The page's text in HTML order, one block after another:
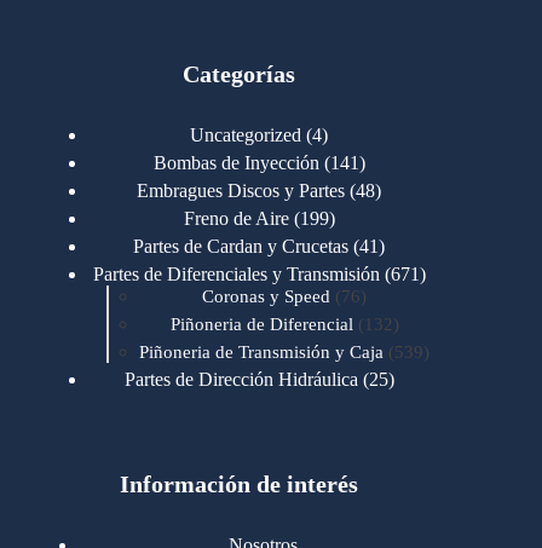
Categorías
Uncategorized 44
productos
Bombas de Inyección 141141
productos
Embragues Discos y Partes 4848
Freno de Aire 199199
productos
Partes de Cardan y Crucetas 4141
productos
Partes de Diferenciales y Transmisión 671671
Coronas y Speed 7676
productos
Piñoneria de Diferencial 132 132
productos
Piñoneria de Transmisión y Caja 539539
Partes de Dirección Hidráulica 2525
Motores Cummins 723
Información de interés